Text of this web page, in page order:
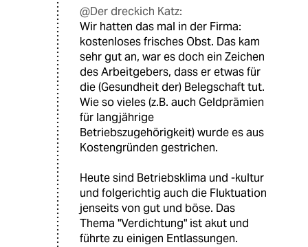
@Der dreckich Katz:
Wir hatten das mal in der Firma:
kostenloses frisches Obst. Das kam
sehr gut an, war es doch ein Zeichen
des Arbeitgebers, dass er etwas für
die (Gesundheit der) Belegschaft tut.
Wie so vieles (z.B. auch Geldprämien
für langjährige
Betriebszugehörigkeit) wurde es aus
Kostengründen gestrichen.
Heute sind Betriebsklima und -kultur
und folgerichtig auch die Fluktuation
jenseits von gut und böse. Das
Thema "Verdichtung" ist akut und
führte zu einigen Entlassungen.